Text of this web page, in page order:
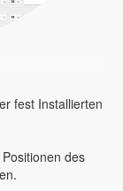
fest Installierten
des